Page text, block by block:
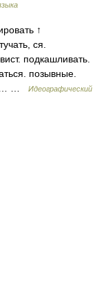
↑
ся.
подкашливать.
позывные.
…
Идеографический